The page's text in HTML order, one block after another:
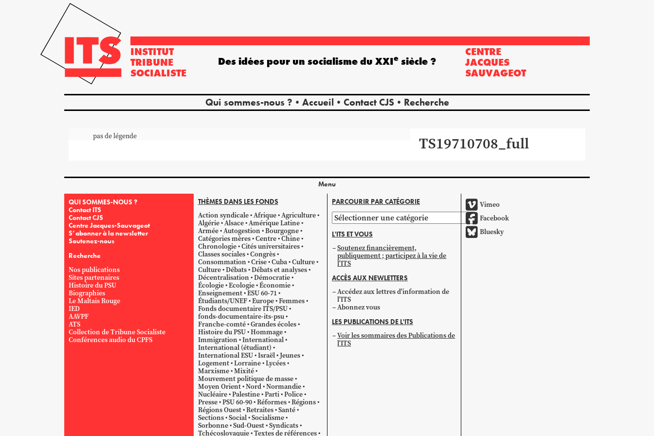
INSTITUT
TRIBUNE
SOCIALISTE
CENTRE
JACQUES
SAUVAGEOT
Qui sommes-nous ? Accueil Contact CJS Recherche
Des idées pour un socialisme du XXIe siècle ?
TS19710708_full
pas de légende
Menu
QUI SOMMES-NOUS ?
Contact ITS
Contact CJS
Centre Jacques-Sauvageot
S’abonner à la newsletter
Soutenez-nous
Recherche
Nos publications
Sites partenaires
Histoire du PSU
Biographies
Le Maltais Rouge
IED
AAVPF
ATS
Collection de Tribune Socialiste
Conférences audio du CPFS
THÈMES DANS LES FONDS
Action syndicale Afrique Agriculture
Algérie Alsace Amérique Latine
Armée Autogestion Bourgogne
Catégories mères Centre Chine
Chronologie Cités universitaires
Classes sociales Congrès
Consommation Crise Cuba Culture
Culture Débats Débats et analyses
Décentralisation Démocratie
Écologie Ecologie Économie
Enseignement ESU 60-71
Étudiants/UNEF Europe Femmes
Fonds documentaire ITS/PSU
fonds-documentaire-its-psu
Franche-comté Grandes écoles
Histoire du PSU Hommage
Immigration International
International (étudiant)
International ESU Israël Jeunes
Logement Lorraine Lycées
Marxisme Mixité
Mouvement politique de masse
Moyen Orient Nord Normandie
Nucléaire Palestine Parti Police
Presse PSU 60-90 Réformes Régions
Régions Ouest Retraites Santé
Sections Social Socialisme
Sorbonne Sud-Ouest Syndicats
Tchécoslovaquie Textes de références
PARCOURIR PAR CATÉGORIE
Parcourir
par
catégorie
L'ITS ET VOUS
Soutenez financièrement,
publiquement ; participez à la vie de
l'ITS
ACCÈS AUX NEWLETTERS
Accédez aux lettres d'information de
l'ITS
Abonnez vous
LES PUBLICATIONS DE L'ITS
Voir les sommaires des Publications de
l'ITS
Vimeo
Facebook
Bluesky